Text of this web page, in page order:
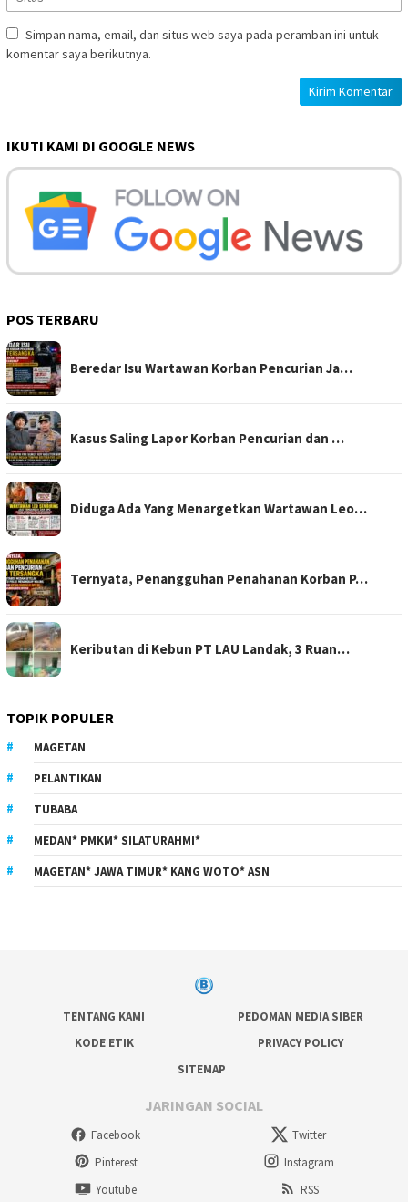
Simpan nama, email, dan situs web saya pada peramban ini untuk
komentar saya berikutnya.
IKUTI KAMI DI GOOGLE NEWS
POS TERBARU
Beredar Isu Wartawan Korban Pencurian Ja…
Kasus Saling Lapor Korban Pencurian dan …
Diduga Ada Yang Menargetkan Wartawan Leo…
Ternyata, Penangguhan Penahanan Korban P…
Keributan di Kebun PT LAU Landak, 3 Ruan…
TOPIK POPULER
MAGETAN
PELANTIKAN
TUBABA
MEDAN* PMKM* SILATURAHMI*
MAGETAN* JAWA TIMUR* KANG WOTO* ASN
TENTANG KAMI
PEDOMAN MEDIA SIBER
KODE ETIK
PRIVACY POLICY
SITEMAP
JARINGAN SOCIAL
Facebook
Twitter
Pinterest
Instagram
Youtube
RSS